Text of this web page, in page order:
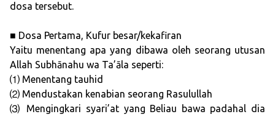
dosa tersebut.
■ Dosa Pertama, Kufur besar/kekafiran
Yaitu menentang apa yang dibawa oleh seorang utusan
Allah Subhānahu wa Ta’āla seperti:
⑴ Menentang tauhid
⑵ Mendustakan kenabian seorang Rasulullah
⑶ Mengingkari syari’at yang Beliau bawa padahal dia